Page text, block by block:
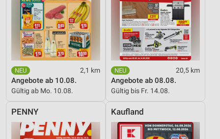
2,1 km
Angebote ab 10.08.
Gültig ab Mo. 10.08.
20,5 km
Angebote ab 08.08.
Gültig bis Fr. 14.08.
PENNY Kaufland